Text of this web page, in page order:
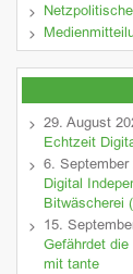
29. August
Echtzeit
6. September
Digital
Bitwäscherei
15.
Gefährdet
mit tante